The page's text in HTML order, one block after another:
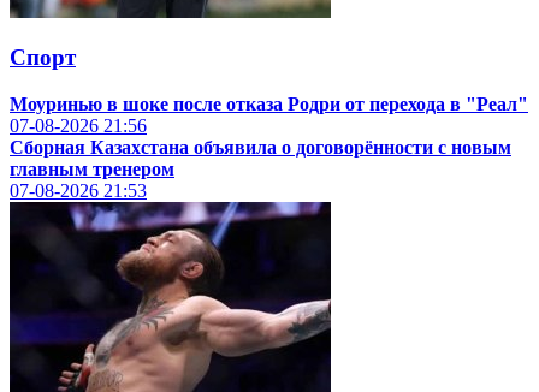
Спорт
Моуринью в шоке после отказа Родри от перехода в "Реал"
07-08-2026 21:56
Сборная Казахстана объявила о договорённости с новым
главным тренером
07-08-2026 21:53